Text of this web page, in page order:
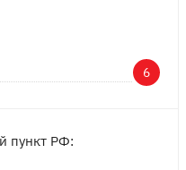
6
пункт РФ: